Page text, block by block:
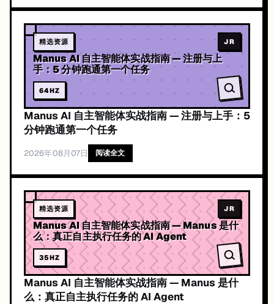
精选资源 JR
Manus AI 自主智能体实战指南 — 注册与上
手：5 分钟跑通第一个任务
64HZ
Manus AI 自主智能体实战指南 — 注册与上手：5
分钟跑通第一个任务
2026年08月07日 阅读全文
精选资源 JR
Manus AI 自主智能体实战指南 — Manus 是什
么：真正自主执行任务的 AI Agent
35HZ
Manus AI 自主智能体实战指南 — Manus 是什
么：真正自主执行任务的 AI Agent